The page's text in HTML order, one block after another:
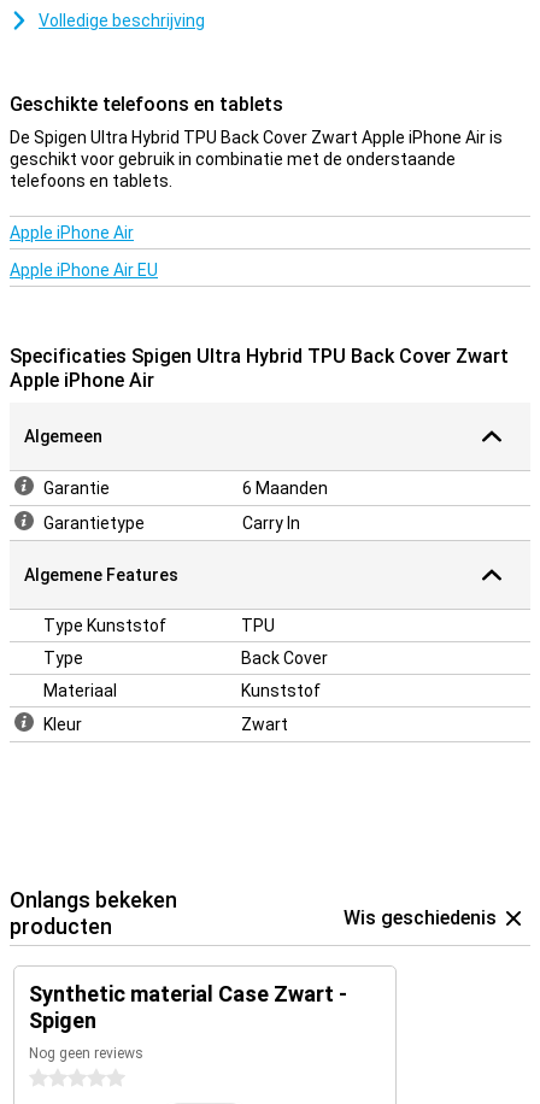
Veel meer toestellen zijn tegenwoordig vervaardigd van glas.
cover te kiezen.
Bescherming en transparantie
Bescherming en transparantie, dit hoesje biedt het allebei. Deze
stoten en krassen. Door dat de case doorzichtig is maar een
zwarte rand heeft, kan je nog steeds genieten van het design van
je telefoon. Dit hoesje is gemaakt van zacht, flexibel TPU. De
Volledige beschrijving
Geschikte telefoons en tablets
De Spigen Ultra Hybrid TPU Back Cover Zwart Apple iPhone Air is
geschikt voor gebruik in combinatie met de onderstaande
telefoons en tablets.
Apple iPhone Air
Apple iPhone Air EU
Specificaties Spigen Ultra Hybrid TPU Back Cover Zwart
Apple iPhone Air
Algemeen
Garantie
6 Maanden
Garantietype
Carry In
Algemene Features
Type Kunststof
TPU
Type
Back Cover
Materiaal
Kunststof
Kleur
Zwart
Onlangs bekeken
producten
Wis geschiedenis
Synthetic material Case Zwart -
Spigen
Nog geen reviews
0 sterren